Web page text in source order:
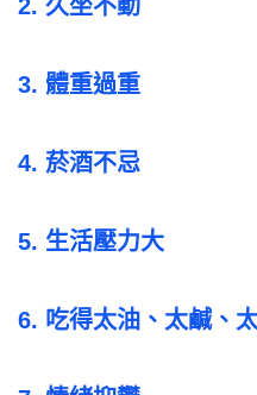
2. 久坐不動
3. 體重過重
4. 菸酒不忌
5. ⽣活壓⼒⼤
6. 吃得太油、太鹹、